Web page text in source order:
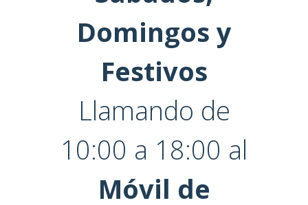
Domingos y
Festivos
Llamando de
10:00 a 18:00 al
Móvil de